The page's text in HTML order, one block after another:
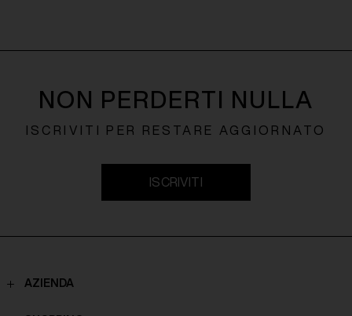
NON PERDERTI NULLA
ISCRIVITI PER RESTARE AGGIORNATO
ISCRIVITI
AZIENDA